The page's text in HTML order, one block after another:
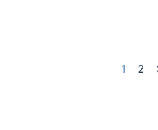
1 2